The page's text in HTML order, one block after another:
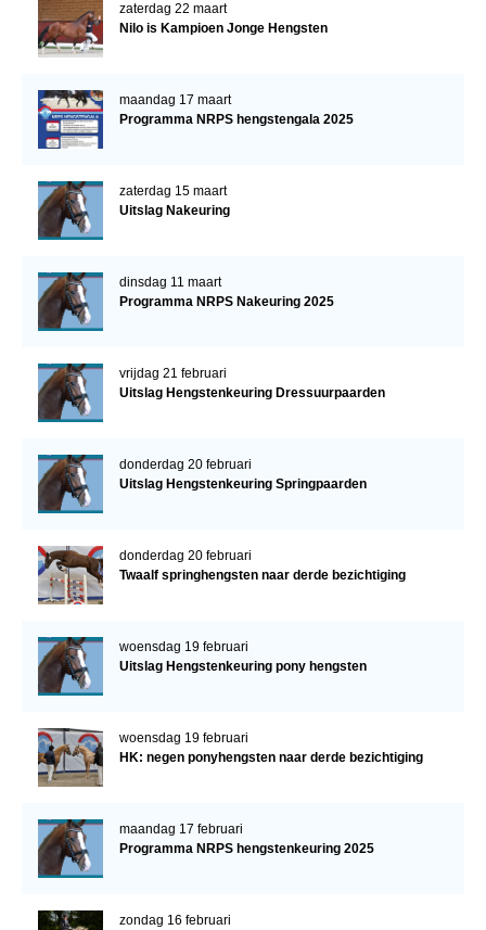
zaterdag 22 maart
Nilo is Kampioen Jonge Hengsten
maandag 17 maart
Programma NRPS hengstengala 2025
zaterdag 15 maart
Uitslag Nakeuring
dinsdag 11 maart
Programma NRPS Nakeuring 2025
vrijdag 21 februari
Uitslag Hengstenkeuring Dressuurpaarden
donderdag 20 februari
Uitslag Hengstenkeuring Springpaarden
donderdag 20 februari
Twaalf springhengsten naar derde bezichtiging
woensdag 19 februari
Uitslag Hengstenkeuring pony hengsten
woensdag 19 februari
HK: negen ponyhengsten naar derde bezichtiging
maandag 17 februari
Programma NRPS hengstenkeuring 2025
zondag 16 februari